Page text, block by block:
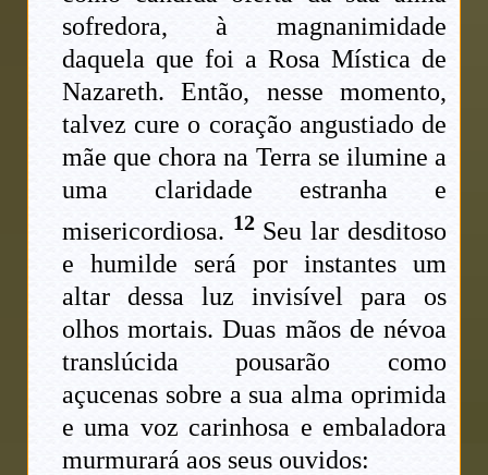
sofredora, à magnanimidade
daquela que foi a Rosa Mística de
Nazareth. Então, nesse momento,
talvez cure o coração angustiado de
mãe que chora na Terra se ilumine a
uma claridade estranha e
misericordiosa. 12Seu lar desditoso
e humilde será por instantes um
altar dessa luz invisível para os
olhos mortais. Duas mãos de névoa
translúcida pousarão como
açucenas sobre a sua alma oprimida
e uma voz carinhosa e embaladora
murmurará aos seus ouvidos: